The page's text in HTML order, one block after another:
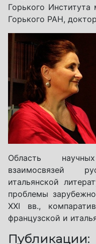
Горького
Горького РАН,
Область
взаимосвязей
итальянской
проблемы
ХХI вв.,
французской и
Публикации: